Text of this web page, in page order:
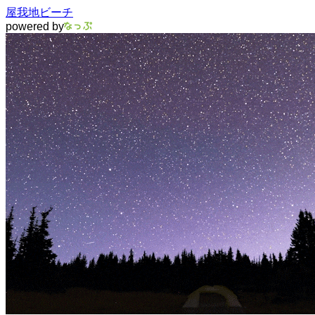
屋我地ビーチ
powered by